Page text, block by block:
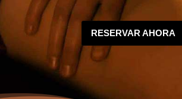
RESERVAR AHORA